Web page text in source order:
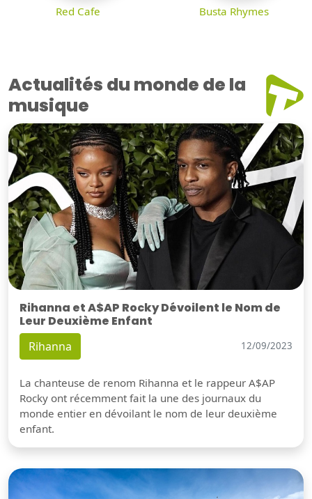
Red Cafe Busta Rhymes
Actualités du monde de la
musique
Rihanna et A$AP Rocky Dévoilent le Nom de
Leur Deuxième Enfant
Rihanna 12/09/2023
La chanteuse de renom Rihanna et le rappeur A$AP
Rocky ont récemment fait la une des journaux du
monde entier en dévoilant le nom de leur deuxième
enfant.